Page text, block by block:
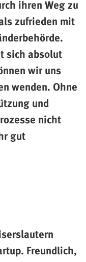
ihren Weg zu
zufrieden mit
sich absolut
wir uns
wenden. Ohne
und
nicht
gut
Freundlich,